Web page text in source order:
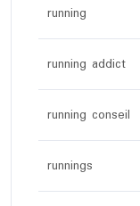
running
running addict
running conseil
runnings